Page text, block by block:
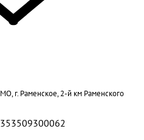
МО, г. Раменское, 2-й км Раменского